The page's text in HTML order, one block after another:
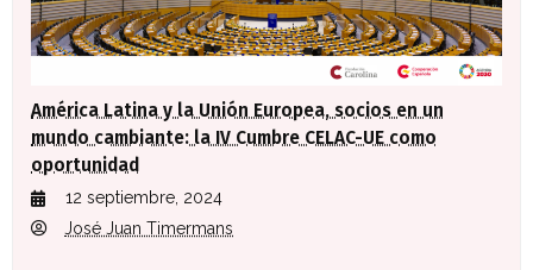
América Latina y la Unión Europea, socios en un
mundo cambiante: la IV Cumbre CELAC-UE como
oportunidad
12 septiembre, 2024
José Juan Timermans